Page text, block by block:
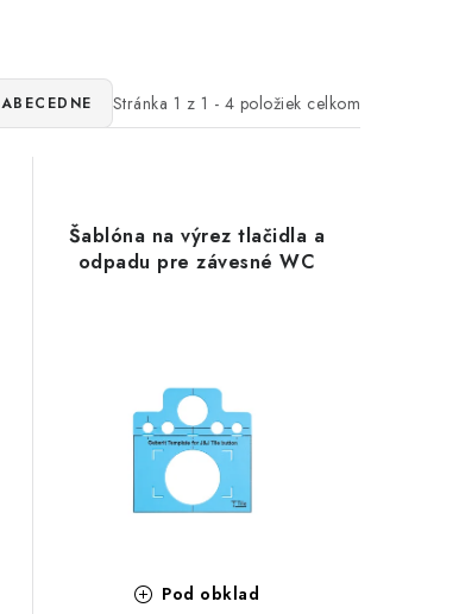
Stránka 1 z 1 - 4 položiek celkom
ABECEDNE
Šablóna na výrez tlačidla a
odpadu pre závesné WC
Pod obklad